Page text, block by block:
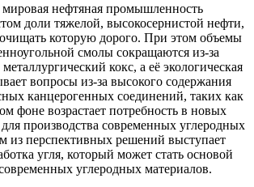
нефтяная промышленность
доли тяжелой, высокосернистой нефти,
которую дорого. При этом объемы
смолы сокращаются из-за
кокс, а её экологическая
вопросы из-за высокого содержания
канцерогенных соединений, таких как
фоне возрастает потребность в новых
производства современных углеродных
из перспективных решений выступает
угля, который может стать основой
углеродных материалов.